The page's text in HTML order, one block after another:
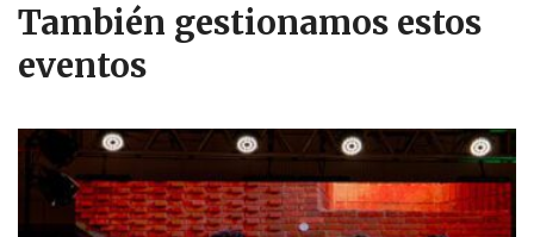
También gestionamos estos
eventos